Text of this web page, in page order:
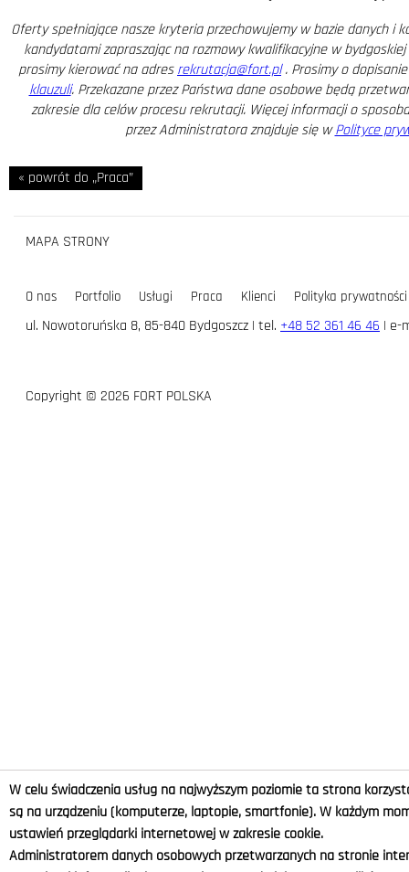
Oferty spełniające nasze kryteria przechowujemy w bazie danych i
kandydatami zapraszając na rozmowy kwalifikacyjne w bydgoskiej
prosimy kierować na adres rekrutacja@fort.pl. Prosimy o
klauzuli. Przekazane przez Państwa dane osobowe będą
zakresie dla celów procesu rekrutacji. Więcej informacji o
przez Administratora znajduje się wPolityce
« powrót do „Praca”
MAPA STRONY
O nas Portfolio Usługi Praca Klienci
Polityka prywatności
ul. Nowotoruńska 8, 85-840 Bydgoszcz | tel. +48 52 361 46 46 | e-
Copyright © 2026 FORT POLSKA
W celu świadczenia usług na najwyższym poziomie ta strona
są na urządzeniu (komputerze, laptopie, smartfonie). W każdym
ustawień przeglądarki internetowej w zakresie cookie.
Administratorem danych osobowych przetwarzanych na stronie